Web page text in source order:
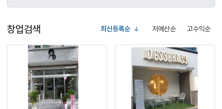
창업검색 최신등록순 저예산순 고수익순